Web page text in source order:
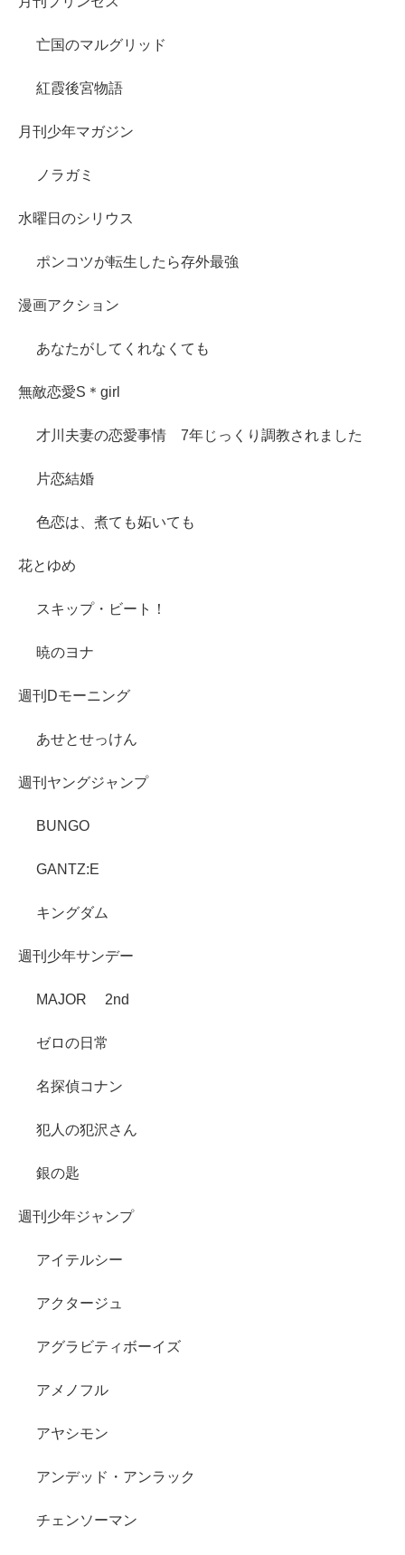
亡国のマルグリッド
紅霞後宮物語
月刊少年マガジン
ノラガミ
水曜日のシリウス
ポンコツが転生したら存外最強
漫画アクション
あなたがしてくれなくても
無敵恋愛S＊girl
才川夫妻の恋愛事情 7年じっくり調教されました
片恋結婚
色恋は、煮ても妬いても
花とゆめ
スキップ・ビート！
暁のヨナ
週刊Dモーニング
あせとせっけん
週刊ヤングジャンプ
BUNGO
GANTZ:E
キングダム
週刊少年サンデー
MAJOR 2nd
ゼロの日常
名探偵コナン
犯人の犯沢さん
銀の匙
週刊少年ジャンプ
アイテルシー
アクタージュ
アグラビティボーイズ
アメノフル
アヤシモン
アンデッド・アンラック
チェンソーマン